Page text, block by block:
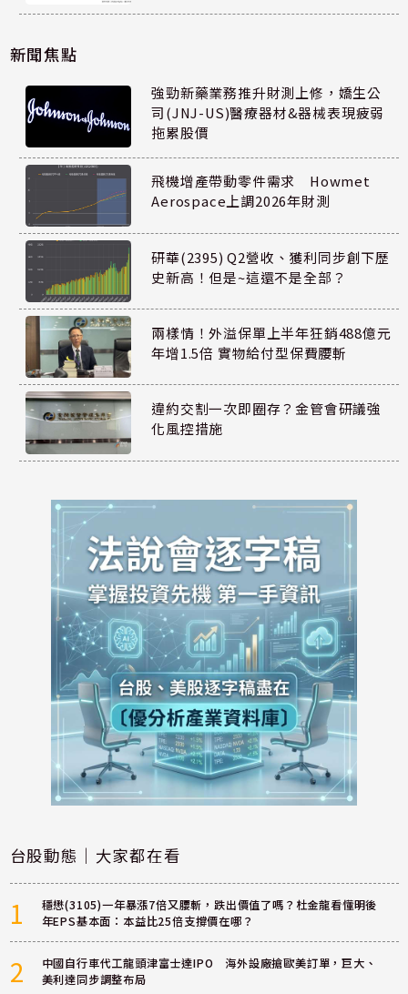
新聞焦點
強勁新藥業務推升財測上修，嬌生公
司(JNJ-US)醫療器材&器械表現疲弱
拖累股價
飛機增產帶動零件需求 Howmet
Aerospace上調2026年財測
研華(2395) Q2營收、獲利同步創下歷
史新高！但是~這還不是全部？
兩樣情！外溢保單上半年狂銷488億元
年增1.5倍 實物給付型保費腰斬
違約交割一次即圈存？金管會研議強
化風控措施
台股動態｜大家都在看
1
穩懋(3105)一年暴漲7倍又腰斬，跌出價值了嗎？杜金龍看懂明後
年EPS基本面：本益比25倍支撐價在哪？
2
中國自行車代工龍頭津富士達IPO 海外設廠搶歐美訂單，巨大、
美利達同步調整布局